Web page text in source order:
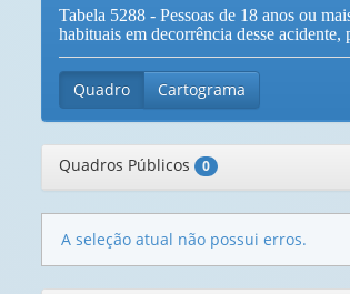
Tabela 5288 - Pessoas de 18 anos ou
habituais em decorrência desse
Quadro Cartograma
Quadros Públicos 0
A seleção atual não possui erros.